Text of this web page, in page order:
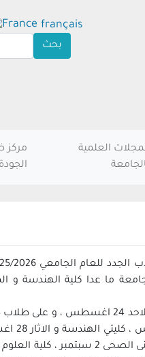
العلمية
مركز
الجودة
ما عدا كلية الهندسة و
اغسطس ،
français